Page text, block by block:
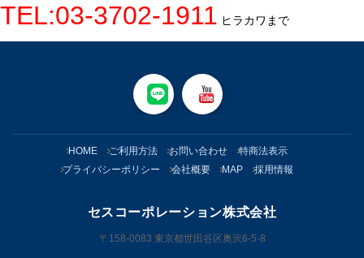
TEL:03-3702-1911 ヒラカワまで
HOME ご利用方法 お問い合わせ
特商法表示
プライバシーポリシー
会社概要 MAP 採用情報
セスコーポレーション株式会社
〒158-0083 東京都世田谷区奥沢6-5-8